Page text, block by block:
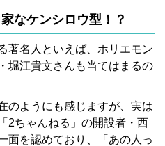
なケンシロウ型！？
著名人といえば、ホリエモン
堀江貴文さんも当てはまるの
のようにも感じますが、実は
2ちゃんねる」の開設者・西
面を認めており、「あの人っ